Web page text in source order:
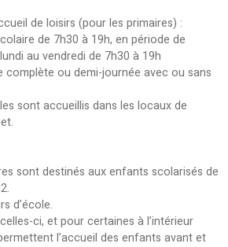
de loisirs (pour les primaires) :
de 7h30 à 19h, en période de
au vendredi de 7h30 à 19h
complète ou demi-journée avec ou sans
sont accueillis dans les locaux de
sont destinés aux enfants scolarisés de
d’école.
ci, et pour certaines à l’intérieur
l’accueil des enfants avant et